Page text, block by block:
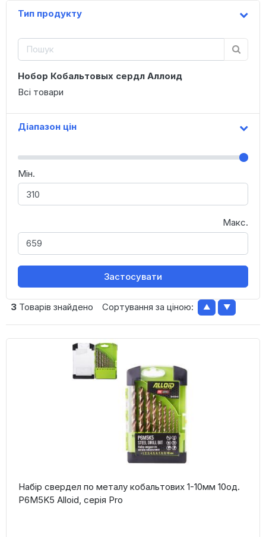
Тип продукту
Нобор Кобальтовых сердл Аллоид
Всі товари
Діапазон цін
Мін.
Макс.
Застосувати
3Товарів знайдено Сортування за ціною: ▲ ▼
Набір свердел по металу кобальтових 1-10мм 10од.
Р6М5K5 Alloid, серія Pro